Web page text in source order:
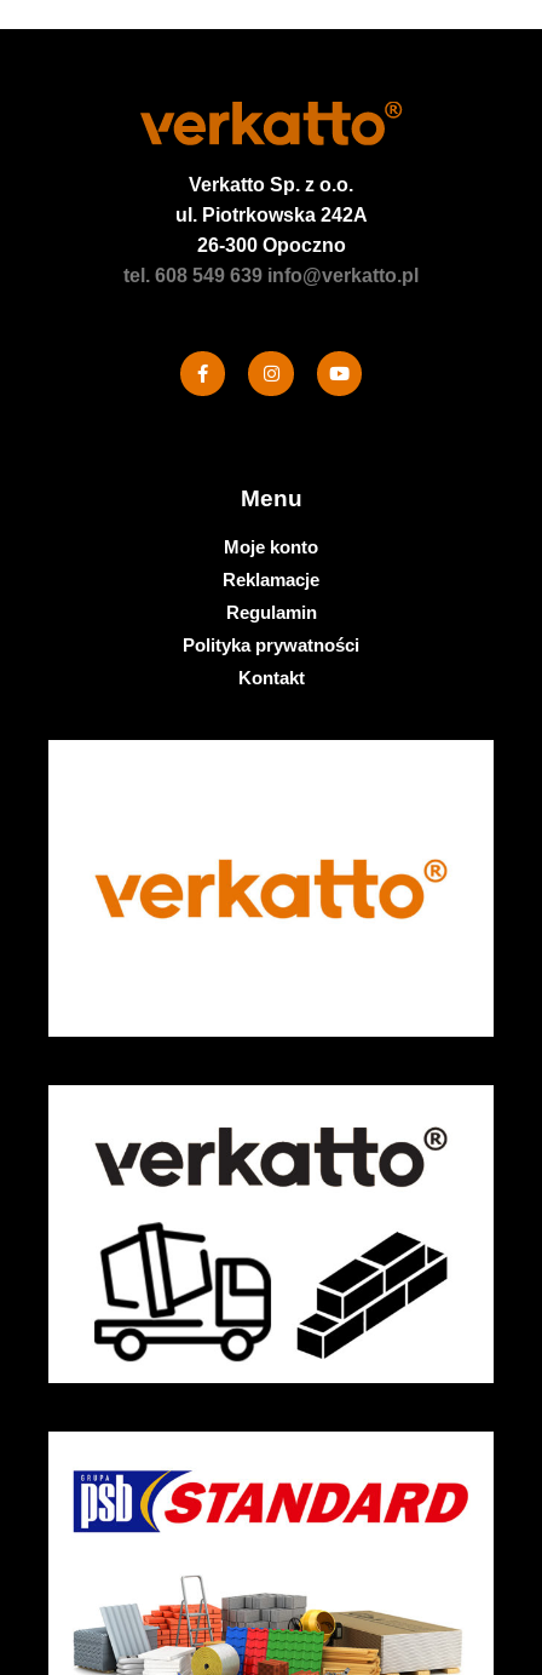
Verkatto Sp. z o.o.
ul. Piotrkowska 242A
26-300 Opoczno
tel. 608 549 639 info@verkatto.pl
Menu
Moje konto
Reklamacje
Regulamin
Polityka prywatności
Kontakt